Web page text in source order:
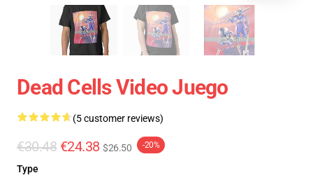
Dead Cells Video Juego
(5 customer reviews)
€30.48 €24.38 $26.50 -20%
Type